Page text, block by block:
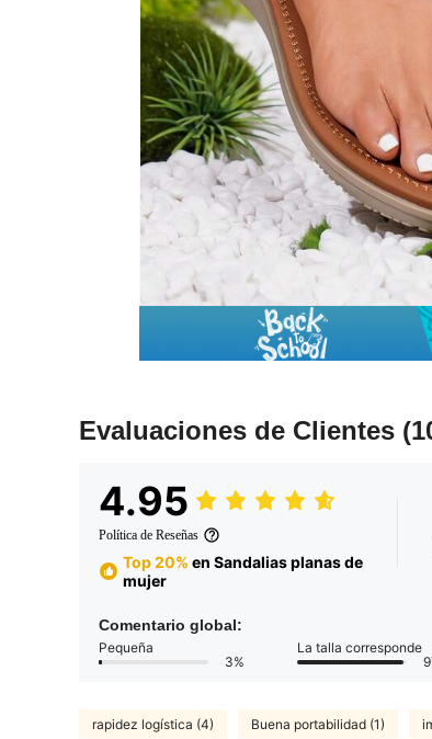
Evaluaciones de Clientes
4.95
Política de Reseñas
Top 20% en Sandalias planas de
mujer
Comentario global:
Pequeña
3%
La talla corresponde
rapidez logística (4) Buena portabilidad (1)